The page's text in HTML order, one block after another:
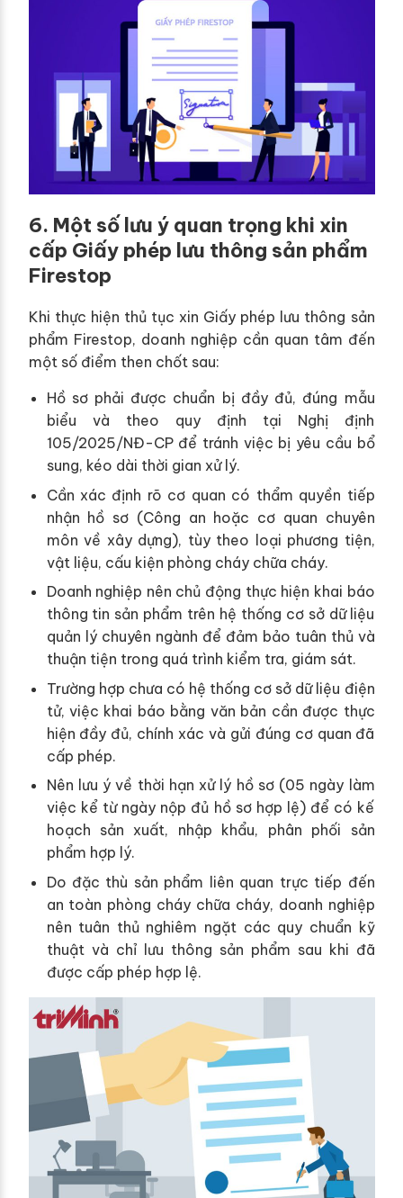
6. Một số lưu ý quan trọng khi xin
cấp Giấy phép lưu thông sản phẩm
Firestop
Khi thực hiện thủ tục xin Giấy phép lưu thông sản
phẩm Firestop, doanh nghiệp cần quan tâm đến
một số điểm then chốt sau:
Hồ sơ phải được chuẩn bị đầy đủ, đúng mẫu
biểu và theo quy định tại Nghị định
105/2025/NĐ-CP để tránh việc bị yêu cầu bổ
sung, kéo dài thời gian xử lý.
Cần xác định rõ cơ quan có thẩm quyền tiếp
nhận hồ sơ (Công an hoặc cơ quan chuyên
môn về xây dựng), tùy theo loại phương tiện,
vật liệu, cấu kiện phòng cháy chữa cháy.
Doanh nghiệp nên chủ động thực hiện khai báo
thông tin sản phẩm trên hệ thống cơ sở dữ liệu
quản lý chuyên ngành để đảm bảo tuân thủ và
thuận tiện trong quá trình kiểm tra, giám sát.
Trường hợp chưa có hệ thống cơ sở dữ liệu điện
tử, việc khai báo bằng văn bản cần được thực
hiện đầy đủ, chính xác và gửi đúng cơ quan đã
cấp phép.
Nên lưu ý về thời hạn xử lý hồ sơ (05 ngày làm
việc kể từ ngày nộp đủ hồ sơ hợp lệ) để có kế
hoạch sản xuất, nhập khẩu, phân phối sản
phẩm hợp lý.
Do đặc thù sản phẩm liên quan trực tiếp đến
an toàn phòng cháy chữa cháy, doanh nghiệp
nên tuân thủ nghiêm ngặt các quy chuẩn kỹ
thuật và chỉ lưu thông sản phẩm sau khi đã
được cấp phép hợp lệ.